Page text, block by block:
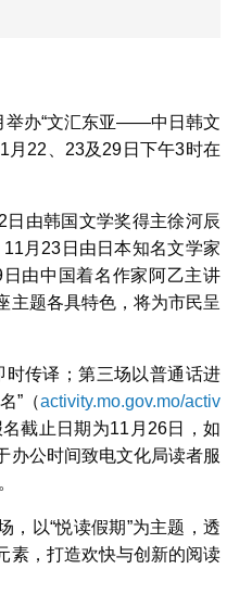
举办“文汇东亚——中日韩文
月22、23及29日下午3时在
由韩国文学奖得主徐河辰
月23日由日本知名文学家
由中国着名作家阿乙主讲
主题各具特色，将为市民呈
传译；第三场以普通话进
”（activity.mo.gov.mo/activ
截止日期为11月26日，如
办公时间致电文化局读者服
。
，以“悦读假期”为主题，透
素，打造欢快与创新的阅读